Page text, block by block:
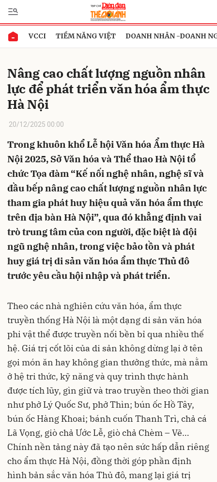
VCCI TIỀM NĂNG VIỆT DOANH NHÂN -DOANH
Nâng cao chất lượng nguồn nhân
lực để phát triển văn hóa ẩm thực
Hà Nội
20/12/2025 00:00
Trong khuôn khổ Lễ hội Văn hóa Ẩm thực Hà
Nội 2025, Sở Văn hóa và Thể thao Hà Nội tổ
chức Tọa đàm “Kế nối nghệ nhân, nghệ sĩ và
đầu bếp nâng cao chất lượng nguồn nhân lực
tham gia phát huy hiệu quả văn hóa ẩm thực
trên địa bàn Hà Nội”, qua đó khẳng định vai
trò trung tâm của con người, đặc biệt là đội
ngũ nghệ nhân, trong việc bảo tồn và phát
huy giá trị di sản văn hóa ẩm thực Thủ đô
trước yêu cầu hội nhập và phát triển.
Theo các nhà nghiên cứu văn hóa, ẩm thực
truyền thống Hà Nội là một dạng di sản văn hóa
phi vật thể được truyền nối bền bỉ qua nhiều thế
hệ. Giá trị cốt lõi của di sản không dừng lại ở tên
gọi món ăn hay không gian thưởng thức, mà nằm
ở hệ tri thức, kỹ năng và quy trình thực hành
được tích lũy, gìn giữ và trao truyền theo thời gian
như phở Lý Quốc Sư, phở Thìn; bún ốc Hồ Tây,
bún ốc Hàng Khoai; bánh cuốn Thanh Trì, chả cá
Lã Vọng, giò chả Ước Lễ, giò chả Chèm – Vẽ…
Chính nền tảng này đã tạo nên sức hấp dẫn riêng
cho ẩm thực Hà Nội, đồng thời góp phần định
hình bản sắc văn hóa Thủ đô, mang lại giá trị
Gửi bình luận
Hủy Gửi